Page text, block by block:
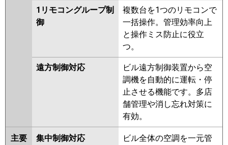
1リモコングループ制
御
複数台を1つのリモコンで
一括操作。管理効率向上
と操作ミス防止に役立
つ。
遠方制御対応
ビル遠方制御装置から空
調機を自動的に運転・停
止させる機能です。多店
舗管理や消し忘れ対策に
有効。
主要
集中制御対応
ビル全体の空調を一元管